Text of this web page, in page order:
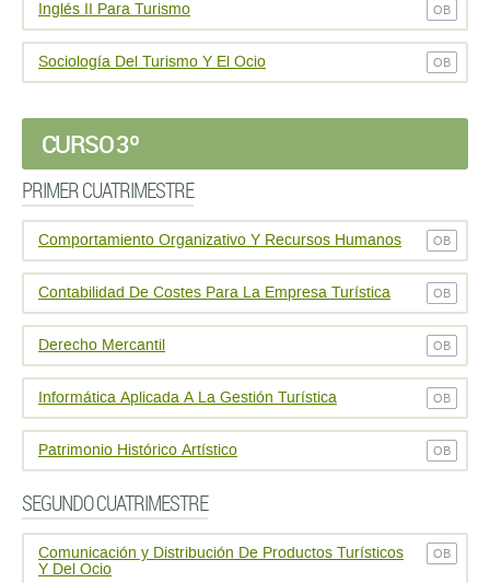
Inglés II Para Turismo OB
Sociología Del Turismo Y El Ocio OB
CURSO 3º
PRIMER CUATRIMESTRE
Comportamiento Organizativo Y Recursos Humanos OB
Contabilidad De Costes Para La Empresa Turística OB
Derecho Mercantil OB
Informática Aplicada A La Gestión Turística OB
Patrimonio Histórico Artístico OB
SEGUNDO CUATRIMESTRE
Comunicación y Distribución De Productos Turísticos
Y Del Ocio
OB